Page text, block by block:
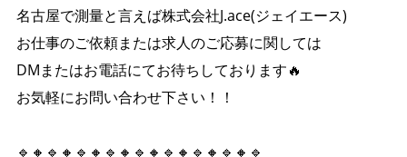
名古屋で測量と言えば株式会社J.ace(ジェイエース)
お仕事のご依頼または求人のご応募に関しては
DMまたはお電話にてお待ちしております🔥
お気軽にお問い合わせ下さい！！
🔹🔸🔹🔸🔹🔸🔹🔸🔹🔸🔹🔸🔹🔸🔹🔸🔹